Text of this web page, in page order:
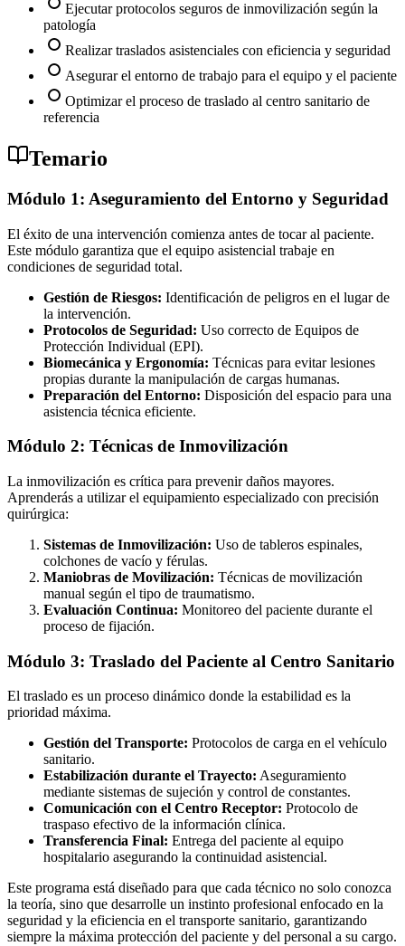
Ejecutar protocolos seguros de inmovilización según la
patología
Realizar traslados asistenciales con eficiencia y seguridad
Asegurar el entorno de trabajo para el equipo y el paciente
Optimizar el proceso de traslado al centro sanitario de
referencia
Temario
Módulo 1: Aseguramiento del Entorno y Seguridad
El éxito de una intervención comienza antes de tocar al paciente.
Este módulo garantiza que el equipo asistencial trabaje en
condiciones de seguridad total.
Gestión de Riesgos: Identificación de peligros en el lugar de
la intervención.
Protocolos de Seguridad: Uso correcto de Equipos de
Protección Individual (EPI).
Biomecánica y Ergonomía: Técnicas para evitar lesiones
propias durante la manipulación de cargas humanas.
Preparación del Entorno: Disposición del espacio para una
asistencia técnica eficiente.
Módulo 2: Técnicas de Inmovilización
La inmovilización es crítica para prevenir daños mayores.
Aprenderás a utilizar el equipamiento especializado con precisión
quirúrgica:
Sistemas de Inmovilización: Uso de tableros espinales,
colchones de vacío y férulas.
Maniobras de Movilización: Técnicas de movilización
manual según el tipo de traumatismo.
Evaluación Continua: Monitoreo del paciente durante el
proceso de fijación.
Módulo 3: Traslado del Paciente al Centro Sanitario
El traslado es un proceso dinámico donde la estabilidad es la
prioridad máxima.
Gestión del Transporte: Protocolos de carga en el vehículo
sanitario.
Estabilización durante el Trayecto: Aseguramiento
mediante sistemas de sujeción y control de constantes.
Comunicación con el Centro Receptor: Protocolo de
traspaso efectivo de la información clínica.
Transferencia Final: Entrega del paciente al equipo
hospitalario asegurando la continuidad asistencial.
Este programa está diseñado para que cada técnico no solo conozca
la teoría, sino que desarrolle un instinto profesional enfocado en la
seguridad y la eficiencia en el transporte sanitario, garantizando
siempre la máxima protección del paciente y del personal a su cargo.